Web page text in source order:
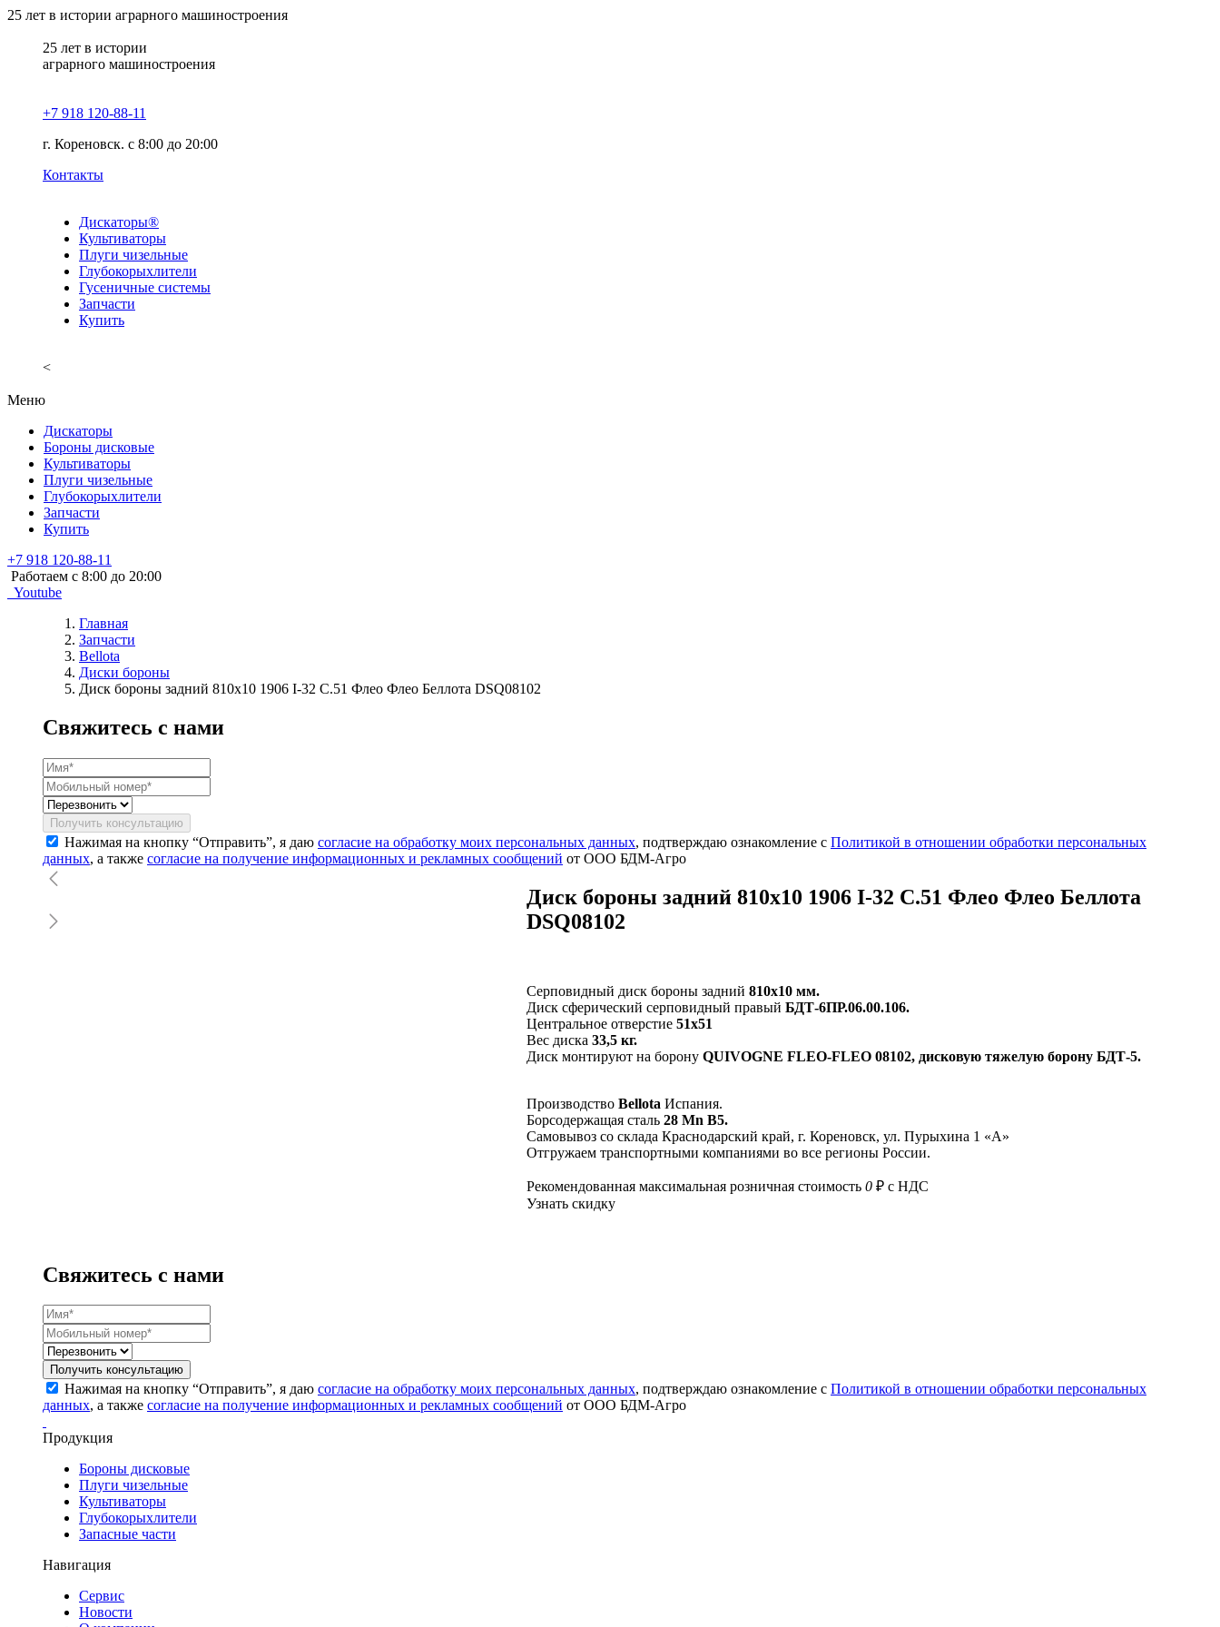
25 лет в истории аграрного машиностроения
25 лет в истории
аграрного машиностроения
+7 918 120-88-11
г. Кореновск. c 8:00 до 20:00
Контакты
Дискаторы®
Культиваторы
Плуги чизельные
Глубокорыхлители
Гусеничные системы
Запчасти
Купить
<
Меню
Дискаторы
Бороны дисковые
Культиваторы
Плуги чизельные
Глубокорыхлители
Запчасти
Купить
+7 918 120-88-11
Работаем c 8:00 до 20:00
Youtube
Главная
Запчасти
Bellota
Диски бороны
Диск бороны задний 810х10 1906 I-32 C.51 Флео Флео Беллота DSQ08102
Свяжитесь с нами
Получить консультацию
Нажимая на кнопку “Отправить”, я даю согласие на обработку моих персональных данных, подтверждаю ознакомление с Политикой в отношении обработки персональных
данных, а также согласие на получение информационных и рекламных сообщений от ООО БДМ-Агро
Диск бороны задний 810х10 1906 I-32 C.51 Флео Флео Беллота
DSQ08102
Серповидный диск бороны задний810х10 мм.
Диск сферический серповидный правыйБДТ-6ПР.06.00.106.
Центральное отверстие51х51
Вес диска33,5 кг.
Диск монтируют на боронуQUIVOGNE FLEO-FLEO 08102, дисковую тяжелую борону БДТ-5.
ПроизводствоBellota Испания.
Борсодержащая сталь28 Mn B5.
Самовывоз со склада Краснодарский край, г. Кореновск, ул. Пурыхина 1 «А»
Отгружаем транспортными компаниями во все регионы России.
Рекомендованная максимальная розничная стоимость0 ₽ с НДС
Узнать скидку
Свяжитесь с нами
Получить консультацию
Нажимая на кнопку “Отправить”, я даю согласие на обработку моих персональных данных, подтверждаю ознакомление с Политикой в отношении обработки персональных
данных, а также согласие на получение информационных и рекламных сообщений от ООО БДМ-Агро
Продукция
Бороны дисковые
Плуги чизельные
Культиваторы
Глубокорыхлители
Запасные части
Навигация
Сервис
Новости